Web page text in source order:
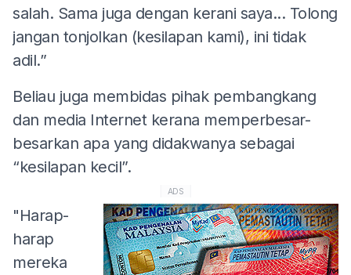
salah. Sama juga dengan kerani saya... Tolong
jangan tonjolkan (kesilapan kami), ini tidak
adil.”
Beliau juga membidas pihak pembangkang
dan media Internet kerana memperbesar-
besarkan apa yang didakwanya sebagai
“kesilapan kecil”.
ADS
"Harap-
harap
mereka